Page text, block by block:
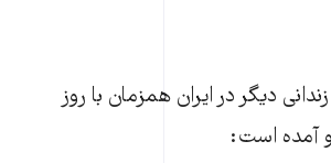
دیگر در ایران همزمان با روز
آمده است: